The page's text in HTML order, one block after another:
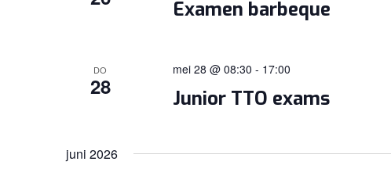
Examen barbeque
DO
28 Junior TTO exams
mei 28 @ 08:30 - 17:00
juni 2026